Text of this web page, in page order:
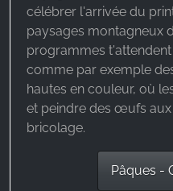
célébrer l'arrivée du
paysages montagneux
programmes
comme par exemple
hautes en couleur, où
et peindre des œufs
bricolage.
Pâques -